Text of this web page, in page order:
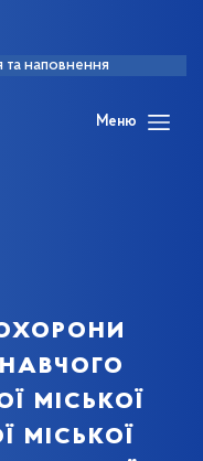
та наповнення
Меню
міської
міської